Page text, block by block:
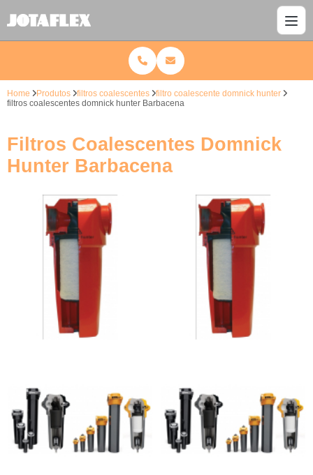
Home Produtos filtros coalescentes
filtro coalescente domnick hunter
filtros coalescentes domnick hunter Barbacena
Filtros Coalescentes Domnick
Hunter Barbacena